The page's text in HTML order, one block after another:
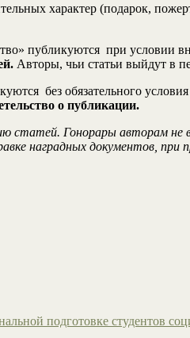
характер (подарок,
публикуются при условии
Авторы, чьи статьи выйдут в
без обязательного
о публикации.
статей. Гонорары авторам
наградных документов, при
подготовке студентов